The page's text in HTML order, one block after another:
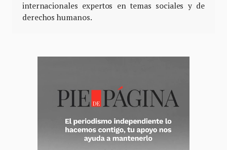
internacionales expertos en temas sociales y de
derechos humanos.